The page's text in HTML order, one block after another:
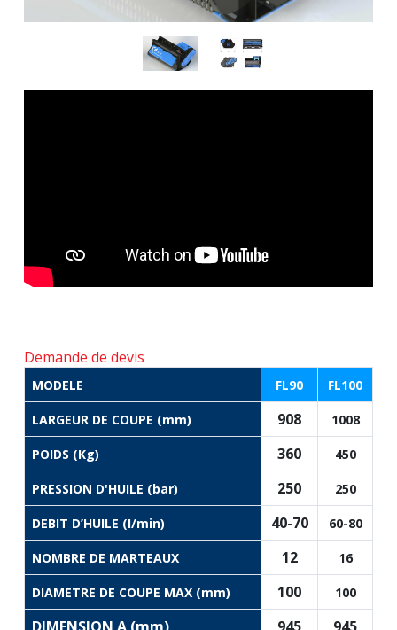
Demande de devis
MODELE FL90 FL100
LARGEUR DE COUPE (mm) 908 1008
POIDS (Kg) 360 450
PRESSION D'HUILE (bar) 250 250
DEBIT D’HUILE (I/min) 40-70 60-80
NOMBRE DE MARTEAUX 12 16
DIAMETRE DE COUPE MAX (mm) 100 100